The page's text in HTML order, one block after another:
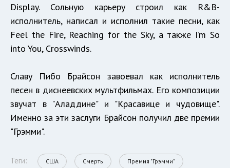
Display. Сольную карьеру строил как R&B-
исполнитель, написал и исполнил такие песни, как
Feel the Fire, Reaching for the Sky, а также I’m So
into You, Crosswinds.
Славу Пибо Брайсон завоевал как исполнитель
песен в диснеевских мультфильмах. Его композиции
звучат в "Аладдине" и "Красавице и чудовище".
Именно за эти заслуги Брайсон получил две премии
"Грэмми".
Теги: США Смерть Премия "Грэмми"